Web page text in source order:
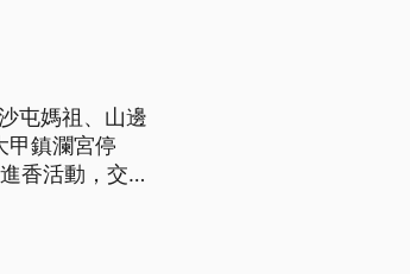
屯媽祖、山邊
甲鎮瀾宮停
香活動，交通